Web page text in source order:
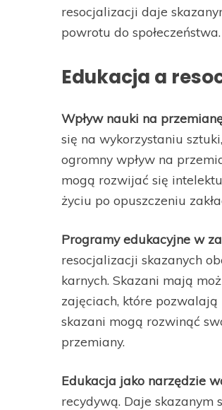
resocjalizacji daje
powrotu do społeczeństwa.
Edukacja a
Wpływ nauki na
się na wykorzystaniu
ogromny wpływ na
mogą rozwijać się
życiu po opuszczeniu
Programy edukacyjne w
resocjalizacji skazanych
karnych. Skazani mają
zajęciach, które
skazani mogą rozwinąć
przemiany.
Edukacja jako narzędzie
recydywą. Daje skazanym